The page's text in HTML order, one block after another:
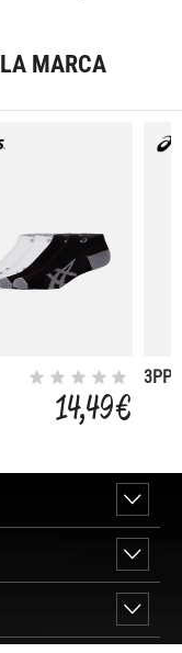
MARCA
14,49 €
3PPK